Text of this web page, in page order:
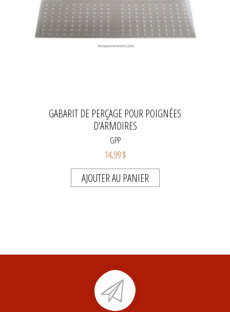
GABARIT DE PERÇAGE POUR POIGNÉES
D'ARMOIRES
GPP
14,99 $
AJOUTER AU PANIER